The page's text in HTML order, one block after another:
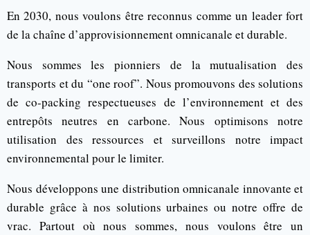
En 2030, nous voulons être reconnus comme un leader fort
de la chaîne d’approvisionnement omnicanale et durable.
Nous sommes les pionniers de la mutualisation des
transports et du “one roof”. Nous promouvons des solutions
de co-packing respectueuses de l’environnement et des
entrepôts neutres en carbone. Nous optimisons notre
utilisation des ressources et surveillons notre impact
environnemental pour le limiter.
Nous développons une distribution omnicanale innovante et
durable grâce à nos solutions urbaines ou notre offre de
vrac. Partout où nous sommes, nous voulons être un